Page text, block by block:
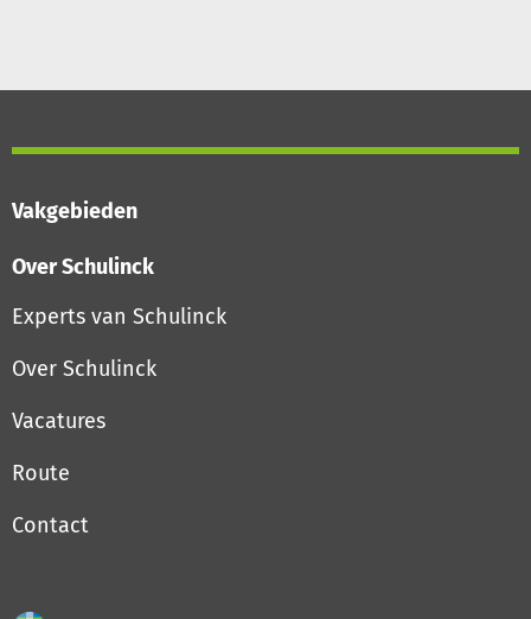
Vakgebieden
Over Schulinck
Experts van Schulinck
Over Schulinck
Vacatures
Route
Contact